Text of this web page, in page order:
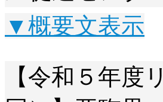
▼概要文表示
【令和５年度